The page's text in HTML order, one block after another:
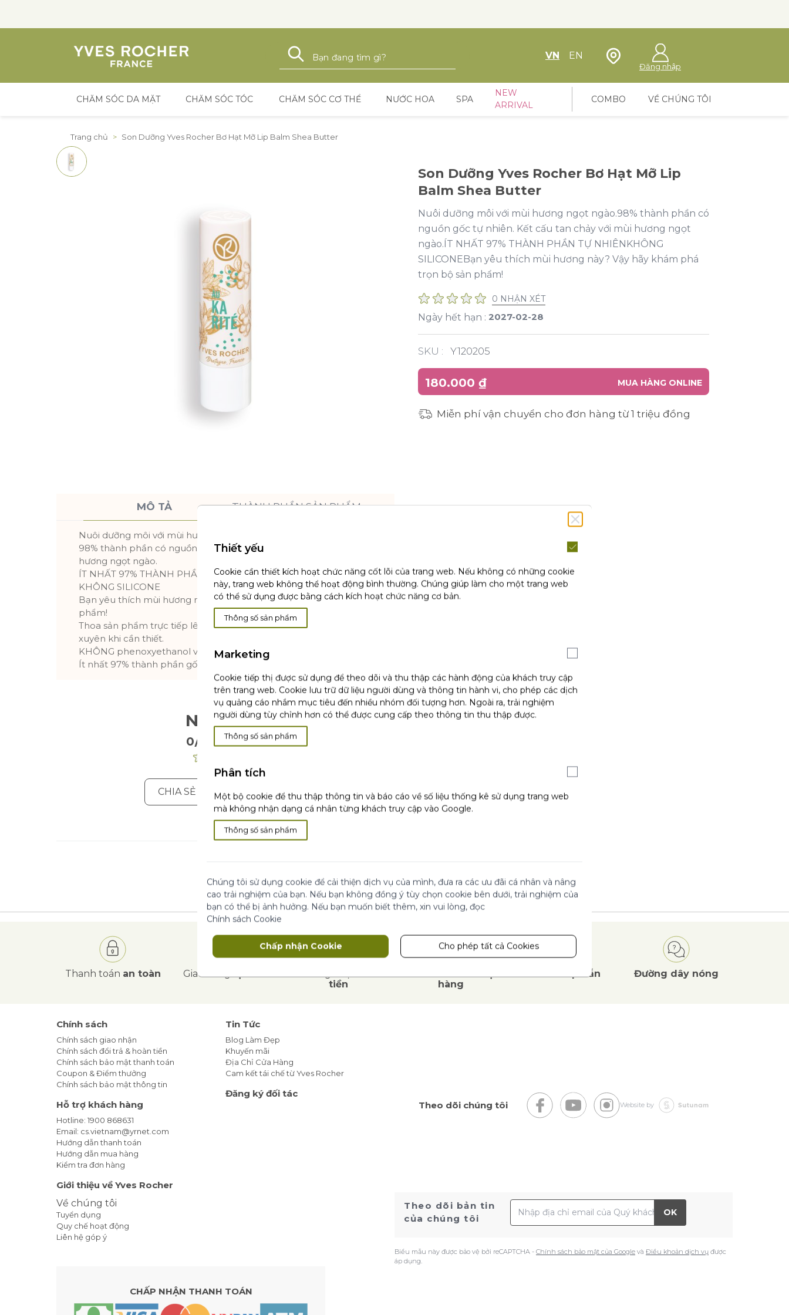
Tìm kiếm VN EN Định vị cửa hàng
Đăng nhập
CHĂM SÓC DA MẶT CHĂM SÓC TÓC CHĂM SÓC CƠ THỂ NƯỚC HOA SPA
NEW
ARRIVAL
COMBO VỀ CHÚNG TÔI
Trang chủ > Son Dưỡng Yves Rocher Bơ Hạt Mỡ Lip Balm Shea Butter
Son Dưỡng Yves Rocher Bơ Hạt Mỡ Lip
Balm Shea Butter
Nuôi dưỡng môi với mùi hương ngọt ngào.98% thành phần có
nguồn gốc tự nhiên. Kết cấu tan chảy với mùi hương ngọt
ngào.ÍT NHẤT 97% THÀNH PHẦN TỰ NHIÊNKHÔNG
SILICONEBạn yêu thích mùi hương này? Vậy hãy khám phá
trọn bộ sản phẩm!
0 NHẬN XÉT
Ngày hết hạn : 2027-02-28
SKU : Y120205
180.000 ₫ MUA HÀNG ONLINE
Miễn phí vận chuyển cho đơn hàng từ 1 triệu đồng
MÔ TẢ THÀNH PHẦN SẢN PHẨM
Nuôi dưỡng môi với mùi hương ngọt ngào.
98% thành phần có nguồn gốc tự nhiên. Kết cấu tan chảy với mùi
hương ngọt ngào.
ÍT NHẤT 97% THÀNH PHẦN TỰ NHIÊN
KHÔNG SILICONE
Bạn yêu thích mùi hương này? Vậy hãy khám phá trọn bộ sản
phẩm!
Thoa sản phẩm trực tiếp lên toàn bộ vùng môi. Sử dụng thường
xuyên khi cần thiết.
KHÔNG phenoxyethanol và KHÔNG silicone
Ít nhất 97% thành phần gốc tự nhiên
Nhận Xét
0/5 . 0 Nhận Xét
CHIA SẺ ĐÁNH GIÁ CỦA BẠN
Thanh toán an toàn Giao hàngtận nơi Hài lòng hoặchoàn
tiền
Thanh toán khinhận
hàng
Ưu đãihấp dẫn Đường dây nóng
Theo dõi bản tin
của chúng tôi
Địa chỉ Email
OK
Biểu mẫu này được bảo vệ bởi reCAPTCHA - Chính sách bảo mật của Google và Điều khoản dịch vụ được
áp dụng.
Chính sách
Chính sách giao nhận
Chính sách đổi trả & hoàn tiền
Chính sách bảo mật thanh toán
Coupon & Điểm thưởng
Chính sách bảo mật thông tin
Hỗ trợ khách hàng
Hotline: 1900 868631
Email: cs.vietnam@yrnet.com
Hướng dẫn thanh toán
Hướng dẫn mua hàng
Kiểm tra đơn hàng
Giới thiệu về Yves Rocher
Về chúng tôi
Tuyển dụng
Quy chế hoạt động
Liên hệ góp ý
Tin Tức
Blog Làm Đẹp
Khuyến mãi
Địa Chỉ Cửa Hàng
Cam kết tái chế từ Yves Rocher
Đăng ký đối tác
CHẤP NHẬN THANH TOÁN
Theo dõi chúng tôi Website by
Thiết yếu
Cookie cần thiết kích hoạt chức năng cốt lõi của trang web. Nếu không có những cookie
này, trang web không thể hoạt động bình thường. Chúng giúp làm cho một trang web
có thể sử dụng được bằng cách kích hoạt chức năng cơ bản.
Thông số sản phẩm
Marketing
Cookie tiếp thị được sử dụng để theo dõi và thu thập các hành động của khách truy cập
trên trang web. Cookie lưu trữ dữ liệu người dùng và thông tin hành vi, cho phép các dịch
vụ quảng cáo nhắm mục tiêu đến nhiều nhóm đối tượng hơn. Ngoài ra, trải nghiệm
người dùng tùy chỉnh hơn có thể được cung cấp theo thông tin thu thập được.
Thông số sản phẩm
Phân tích
Một bộ cookie để thu thập thông tin và báo cáo về số liệu thống kê sử dụng trang web
mà không nhận dạng cá nhân từng khách truy cập vào Google.
Thông số sản phẩm
Chúng tôi sử dụng cookie để cải thiện dịch vụ của mình, đưa ra các ưu đãi cá nhân và nâng
cao trải nghiệm của bạn. Nếu bạn không đồng ý tùy chọn cookie bên dưới, trải nghiệm của
bạn có thể bị ảnh hưởng. Nếu bạn muốn biết thêm, xin vui lòng, đọc
Chính sách Cookie
Chấp nhận Cookie Cho phép tất cả Cookies